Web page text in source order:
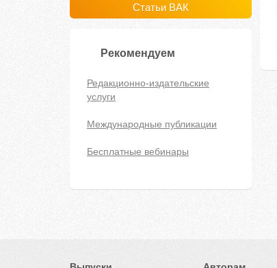
Статьи ВАК
Рекомендуем
Редакционно-издательские
услуги
Международные публикации
Бесплатные вебинары